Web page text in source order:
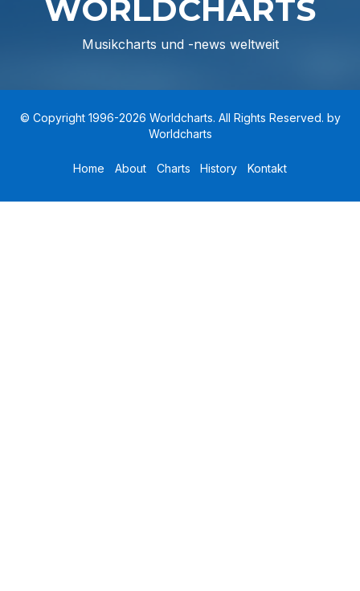
WORLDCHARTS
Musikcharts und -news weltweit
© Copyright 1996-2026 Worldcharts. All Rights Reserved. by
Worldcharts
Home About Charts History Kontakt